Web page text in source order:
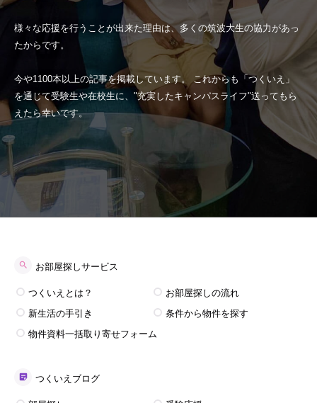
様々な応援を行うことが出来た理由は、多くの筑波大生の協力があっ
たからです。
今や1100本以上の記事を掲載しています。 これからも「つくいえ」
を通じて受験生や在校生に、"充実したキャンパスライフ"送ってもら
えたら幸いです。
お部屋探しサービス
つくいえとは？
お部屋探しの流れ
新生活の手引き
条件から物件を探す
物件資料一括取り寄せフォーム
つくいえブログ